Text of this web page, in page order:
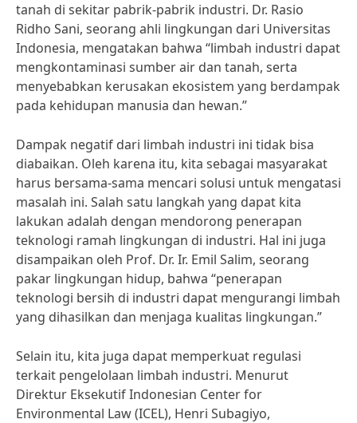
tanah di sekitar pabrik-pabrik industri. Dr. Rasio
Ridho Sani, seorang ahli lingkungan dari Universitas
Indonesia, mengatakan bahwa “limbah industri dapat
mengkontaminasi sumber air dan tanah, serta
menyebabkan kerusakan ekosistem yang berdampak
pada kehidupan manusia dan hewan.”
Dampak negatif dari limbah industri ini tidak bisa
diabaikan. Oleh karena itu, kita sebagai masyarakat
harus bersama-sama mencari solusi untuk mengatasi
masalah ini. Salah satu langkah yang dapat kita
lakukan adalah dengan mendorong penerapan
teknologi ramah lingkungan di industri. Hal ini juga
disampaikan oleh Prof. Dr. Ir. Emil Salim, seorang
pakar lingkungan hidup, bahwa “penerapan
teknologi bersih di industri dapat mengurangi limbah
yang dihasilkan dan menjaga kualitas lingkungan.”
Selain itu, kita juga dapat memperkuat regulasi
terkait pengelolaan limbah industri. Menurut
Direktur Eksekutif Indonesian Center for
Environmental Law (ICEL), Henri Subagiyo,